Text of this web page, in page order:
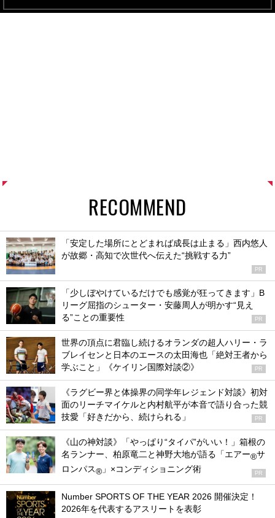
RECOMMEND
「安定した場所にとどまれば成長は止まる」西内悠人
が故郷・高知で次世代へ伝えた“挑戦する力”
PR
「少しぼやけているだけでも感覚が狂ってきます」B
リーグ屈指のシューター・安藤周人が明かす“見え
る”ことの重要性
PR
世界の頂点に君臨し続けるオランダの超人ハリー・ラ
ブレイセンと日本のエースの太田海也「絶対王者から
学ぶこと」《ケイリン国際対談②》
PR
《ラグビー界と体操界の同学年レジェンド対談》初対
面のリーチマイケルと内村航平が本音で語り合った競
技愛「好きだから、続けられる」
PR
《山の神対談》「やっぱり“タイパ”がいい！」箱根の
名ランナー、柏原竜二と神野大地が語る「エアー®サ
ロンパス® 」×コンディショニング術 PR
Number SPORTS OF THE YEAR 2026 開催決定！
2026年を代表するアスリートを表彰